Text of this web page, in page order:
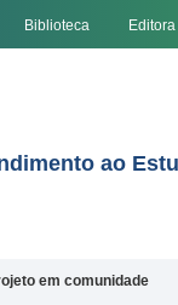
Biblioteca Editora
ao
em comunidade